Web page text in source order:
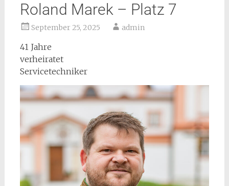
Roland Marek – Platz 7
September 25, 2025 admin
41 Jahre
verheiratet
Servicetechniker